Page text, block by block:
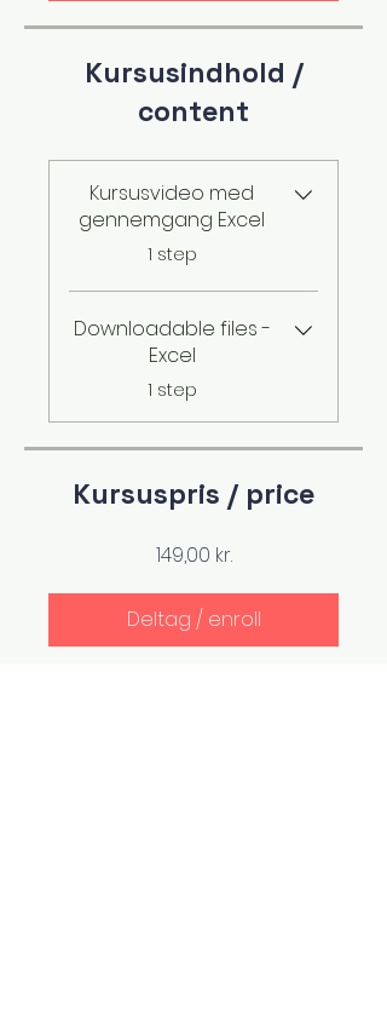
Kursusindhold /
content
Kursusvideo med
gennemgang Excel
1 step
Downloadable files -
Excel
1 step
Kursuspris / price
149,00 kr.
Deltag / enroll